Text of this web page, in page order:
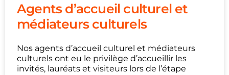
Agents d’accueil culturel et
médiateurs culturels
Nos agents d’accueil culturel et médiateurs
culturels ont eu le privilège d’accueillir les
invités, lauréats et visiteurs lors de l’étape